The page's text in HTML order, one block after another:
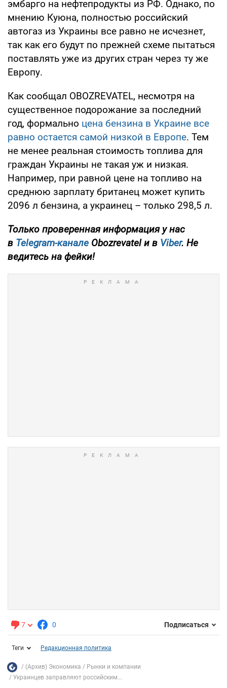
эмбарго на нефтепродукты из РФ. Однако, по
мнению Куюна, полностью российский
автогаз из Украины все равно не исчезнет,
так как его будут по прежней схеме пытаться
поставлять уже из других стран через ту же
Европу.
Как сообщал OBOZREVATEL, несмотря на
существенное подорожание за последний
год, формально цена бензина в Украине все
равно остается самой низкой в Европе. Тем
не менее реальная стоимость топлива для
граждан Украины не такая уж и низкая.
Например, при равной цене на топливо на
среднюю зарплату британец может купить
2096 л бензина, а украинец – только 298,5 л.
Только проверенная информация у нас
в Telegram-канале Obozrevatel и в Viber. Не
ведитесь на фейки!
7 0 Подписаться
Теги Редакционная политика
(Архив) Экономика
Рынки и компании
Украинцев заправляют российским...